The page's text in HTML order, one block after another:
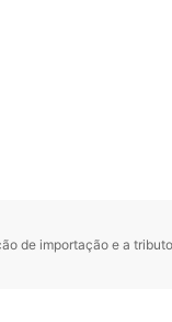
de importação e a